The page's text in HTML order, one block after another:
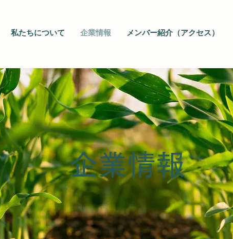
私たちについて 企業情報 メンバー紹介（アクセス）
​企業情報